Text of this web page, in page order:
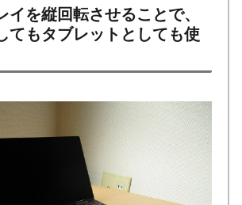
イを縦回転させることで、
てもタブレットとしても使